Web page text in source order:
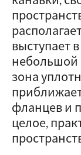
выступает
небольшой
зона
фланцев и
целое,